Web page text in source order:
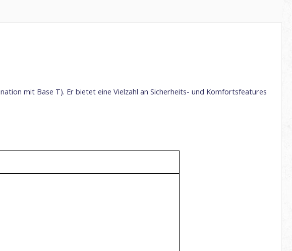
mit Base T). Er bietet eine Vielzahl an Sicherheits- und Komfortsfeatures